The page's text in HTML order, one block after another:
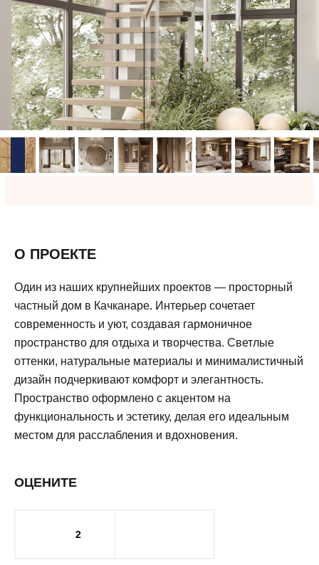
О ПРОЕКТЕ
Один из наших крупнейших проектов — просторный
частный дом в Качканаре. Интерьер сочетает
современность и уют, создавая гармоничное
пространство для отдыха и творчества. Светлые
оттенки, натуральные материалы и минималистичный
дизайн подчеркивают комфорт и элегантность.
Пространство оформлено с акцентом на
функциональность и эстетику, делая его идеальным
местом для расслабления и вдохновения.
ОЦЕНИТЕ
2